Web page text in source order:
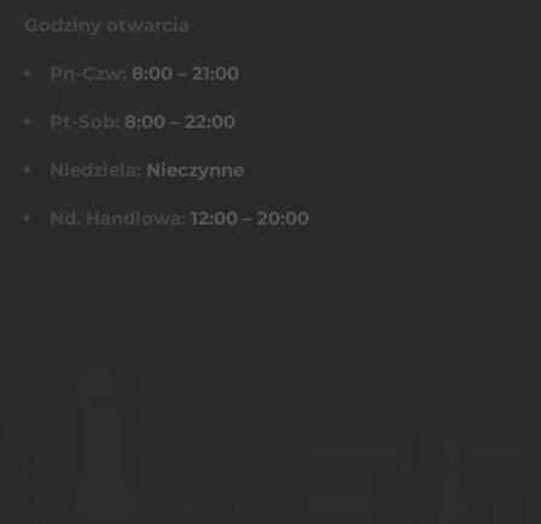
Godziny otwarcia
Pn-Czw: 8:00 – 21:00
Pt-Sob: 8:00 – 22:00
Niedziela: Nieczynne
Nd. Handlowa: 12:00 – 20:00